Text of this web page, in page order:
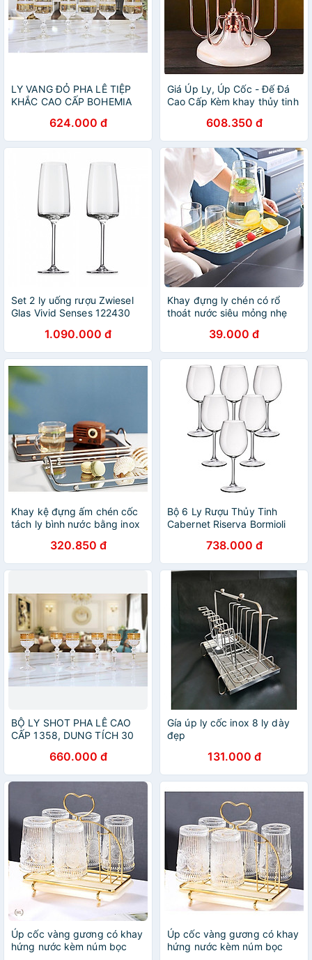
LY VANG ĐỎ PHA LÊ TIỆP
KHẮC CAO CẤP BOHEMIA
HÀNG CHÍNH HÃNG
624.000 đ
Giá Úp Ly, Úp Cốc - Đế Đá
Cao Cấp Kèm khay thủy tinh
608.350 đ
Set 2 ly uống rượu Zwiesel
Glas Vivid Senses 122430
Germany hàng chính hãng
1.090.000 đ
Khay đựng ly chén có rổ
thoát nước siêu mỏng nhẹ
phòng hiện đại39.000 đ
Khay kệ đựng ấm chén cốc
tách ly bình nước bằng inox
34x20cm nhiều màu
320.850 đ
Bộ 6 Ly Rượu Thủy Tinh
Cabernet Riserva Bormioli
(370ml / Ly / Ly)
738.000 đ
BỘ LY SHOT PHA LÊ CAO
CẤP 1358, DUNG TÍCH 30
XUẤT XỨ SLOVAKIA - HÀNG
CHÍNH HÃNG
660.000 đ
Gía úp ly cốc inox 8 ly dày
đẹp
131.000 đ
Úp cốc vàng gương có khay
hứng nước kèm núm bọc
Úp cốc vàng gương có khay
hứng nước kèm núm bọc